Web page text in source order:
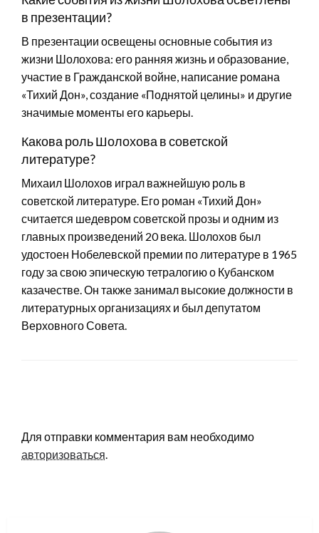
в презентации?
В презентации освещены основные события из
жизни Шолохова: его ранняя жизнь и образование,
участие в Гражданской войне, написание романа
«Тихий Дон», создание «Поднятой целины» и другие
значимые моменты его карьеры.
Какова роль Шолохова в советской
литературе?
Михаил Шолохов играл важнейшую роль в
советской литературе. Его роман «Тихий Дон»
считается шедевром советской прозы и одним из
главных произведений 20 века. Шолохов был
удостоен Нобелевской премии по литературе в 1965
году за свою эпическую тетралогию о Кубанском
казачестве. Он также занимал высокие должности в
литературных организациях и был депутатом
Верховного Совета.
Для отправки комментария вам необходимо
авторизоваться.